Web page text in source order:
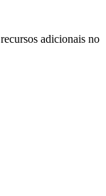
adicionais no